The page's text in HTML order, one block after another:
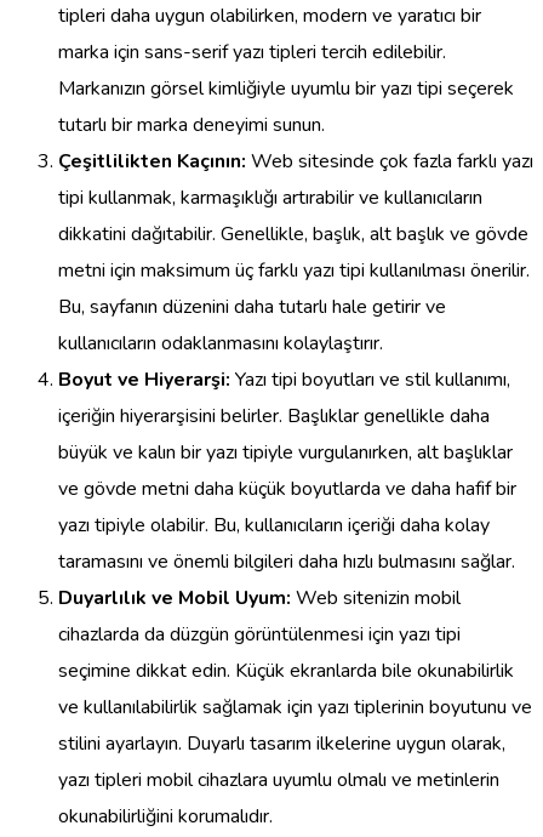
tipleri daha uygun olabilirken, modern ve yaratıcı bir
marka için sans-serif yazı tipleri tercih edilebilir.
Markanızın görsel kimliğiyle uyumlu bir yazı tipi seçerek
tutarlı bir marka deneyimi sunun.
Çeşitlilikten Kaçının: Web sitesinde çok fazla farklı yazı
tipi kullanmak, karmaşıklığı artırabilir ve kullanıcıların
dikkatini dağıtabilir. Genellikle, başlık, alt başlık ve gövde
metni için maksimum üç farklı yazı tipi kullanılması önerilir.
Bu, sayfanın düzenini daha tutarlı hale getirir ve
kullanıcıların odaklanmasını kolaylaştırır.
Boyut ve Hiyerarşi: Yazı tipi boyutları ve stil kullanımı,
içeriğin hiyerarşisini belirler. Başlıklar genellikle daha
büyük ve kalın bir yazı tipiyle vurgulanırken, alt başlıklar
ve gövde metni daha küçük boyutlarda ve daha hafif bir
yazı tipiyle olabilir. Bu, kullanıcıların içeriği daha kolay
taramasını ve önemli bilgileri daha hızlı bulmasını sağlar.
Duyarlılık ve Mobil Uyum: Web sitenizin mobil
cihazlarda da düzgün görüntülenmesi için yazı tipi
seçimine dikkat edin. Küçük ekranlarda bile okunabilirlik
ve kullanılabilirlik sağlamak için yazı tiplerinin boyutunu ve
stilini ayarlayın. Duyarlı tasarım ilkelerine uygun olarak,
yazı tipleri mobil cihazlara uyumlu olmalı ve metinlerin
okunabilirliğini korumalıdır.